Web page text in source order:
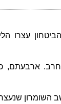
עצרו
חרב. ארבעתם,
השומרון